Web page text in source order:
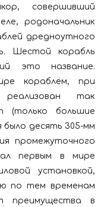
совершивший
родоначальник
дредноутного
Шестой корабль
это название.
кораблём, при
так
(только большие
было десять 305-мм
промежуточного
первым в мире
установкой,
по тем временам
преимущества в